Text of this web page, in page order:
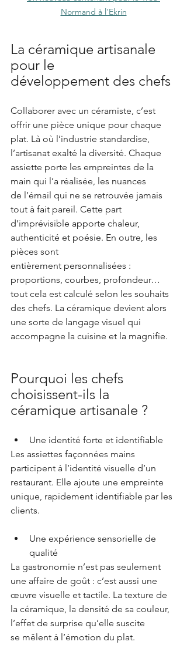
Normand à l'Ekrin
La céramique artisanale
pour le
développement des chefs
Collaborer avec un céramiste, c’est
offrir une pièce unique pour chaque
plat. Là où l’industrie standardise,
l’artisanat exalté la diversité. Chaque
assiette porte les empreintes de la
main qui l’a réalisée, les nuances
de l’émail qui ne se retrouvée jamais
tout à fait pareil. Cette part
d’imprévisible apporte chaleur,
authenticité et poésie. En outre, les
pièces sont
entièrement personnalisées :
proportions, courbes, profondeur…
tout cela est calculé selon les souhaits
des chefs. La céramique devient alors
une sorte de langage visuel qui
accompagne la cuisine et la magnifie.
Pourquoi les chefs
choisissent-ils la
céramique artisanale ?
Une identité forte et identifiable
Les assiettes façonnées mains
participent à l’identité visuelle d’un
restaurant. Elle ajoute une empreinte
unique, rapidement identifiable par les
clients.
Une expérience sensorielle de
qualité
La gastronomie n’est pas seulement
une affaire de goût : c’est aussi une
œuvre visuelle et tactile. La texture de
la céramique, la densité de sa couleur,
l’effet de surprise qu’elle suscite
se mêlent à l’émotion du plat.